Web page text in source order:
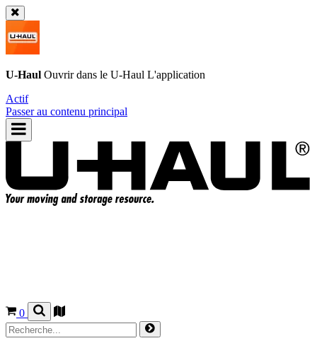
U-Haul Ouvrir dans le U-Haul L'application
Actif
Passer au contenu principal
0